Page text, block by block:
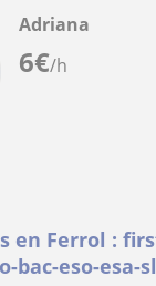
6€/h
Adriana
en Ferrol :
bac-eso-esa-